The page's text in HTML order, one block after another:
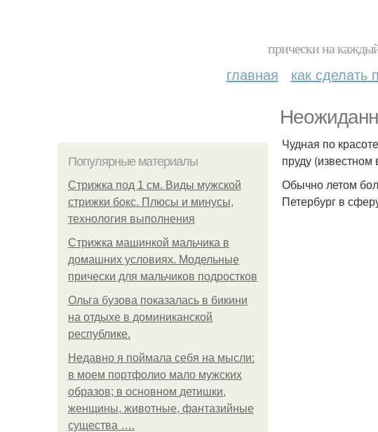
прически на
главная как сделать
Популярные материалы
Стрижка под 1 см. Виды мужской
стрижки бокс. Плюсы и минусы,
технология выполнения
Стрижка машинкой мальчика в
домашних условиях. Модельные
прически для мальчиков подростков
Ольга бузова показалась в бикини
на отдыхе в доминиканской
республике.
Недавно я поймала себя на мысли:
в моем портфолио мало мужских
образов; в основном детишки,
женщины, животные, фантазийные
существа ….
Чудная по
пруду (известном
Обычно летом
Петербург в